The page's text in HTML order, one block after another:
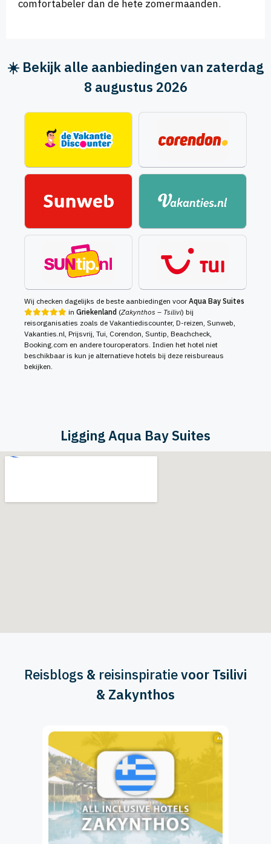
comfortabeler dan de hete zomermaanden.
☀️ Bekijk alle aanbiedingen van zaterdag
8 augustus 2026
Wij checken dagelijks de beste aanbiedingen voorAqua Bay Suites
in Griekenland (Zakynthos – Tsilivi) bij
reisorganisaties zoals de Vakantiediscounter, D-reizen, Sunweb,
Vakanties.nl, Prijsvrij, Tui, Corendon, Suntip, Beachcheck,
Booking.com en andere touroperators. Indien het hotel niet
beschikbaar is kun je alternatieve hotels bij deze reisbureaus
bekijken.
Ligging Aqua Bay Suites
Reisblogs & reisinspiratievoor Tsilivi
& Zakynthos